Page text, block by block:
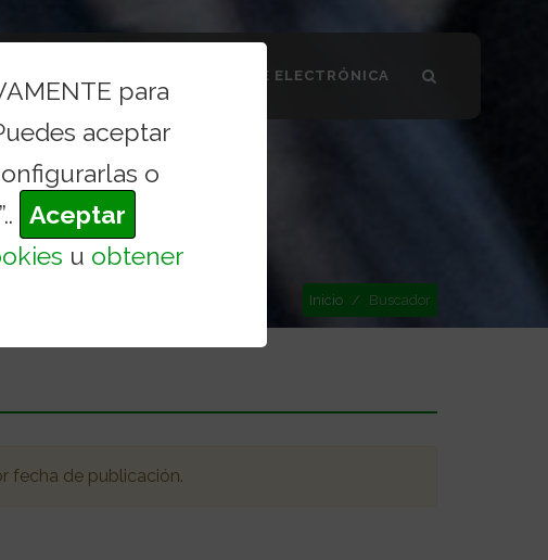
para
aceptar
o
Aceptar
u obtener
SEDE ELECTRÓNICA
Inicio Buscador
fecha de publicación.